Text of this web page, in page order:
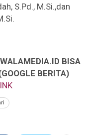
S.Pd., M.Si.,dan
BISA
BERITA)